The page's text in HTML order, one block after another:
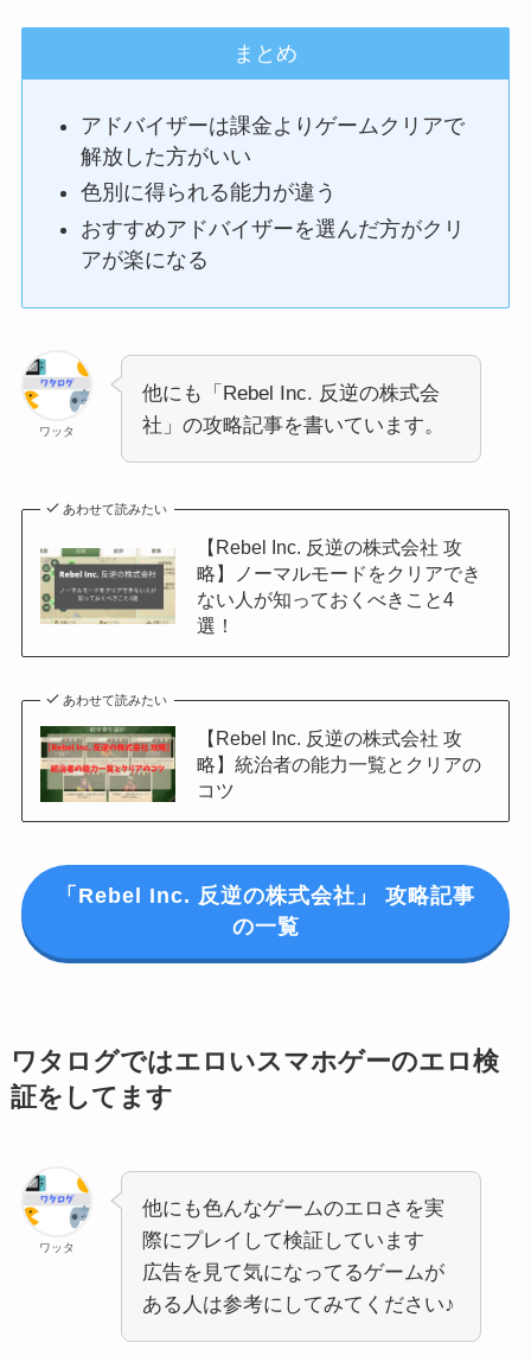
まとめ
アドバイザーは課金よりゲームクリアで
解放した方がいい
色別に得られる能力が違う
おすすめアドバイザーを選んだ方がクリ
アが楽になる
ワッタ
他にも「Rebel Inc. 反逆の株式会
社」の攻略記事を書いています。
あわせて読みたい
【Rebel Inc. 反逆の株式会社 攻
略】ノーマルモードをクリアでき
ない人が知っておくべきこと4
選！
あわせて読みたい
【Rebel Inc. 反逆の株式会社 攻
略】統治者の能力一覧とクリアの
コツ
「Rebel Inc. 反逆の株式会社」 攻略記事
の一覧
ワタログではエロいスマホゲーのエロ検
証をしてます
ワッタ
他にも色んなゲームのエロさを実
際にプレイして検証しています
広告を見て気になってるゲームが
ある人は参考にしてみてください♪